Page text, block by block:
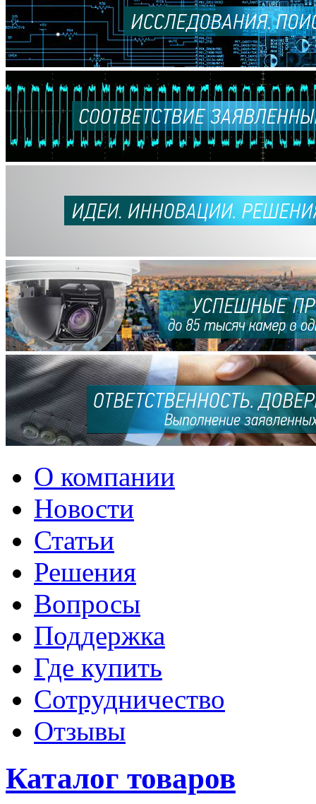
О компании
Новости
Статьи
Решения
Вопросы
Поддержка
Где купить
Сотрудничество
Отзывы
Каталог товаров